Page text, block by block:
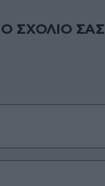
ΣΧΟΛΙΟ ΣΑΣ